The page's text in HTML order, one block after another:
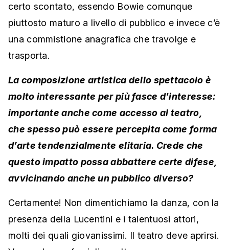
certo scontato, essendo Bowie comunque
piuttosto maturo a livello di pubblico e invece c’è
una commistione anagrafica che travolge e
trasporta.
La composizione artistica dello spettacolo è
molto interessante per più fasce d'interesse:
importante anche come accesso al teatro,
che spesso può essere percepita come forma
d’arte tendenzialmente elitaria. Crede che
questo impatto possa abbattere certe difese,
avvicinando anche un pubblico diverso?
Certamente! Non dimentichiamo la danza, con la
presenza della Lucentini e i talentuosi attori,
molti dei quali giovanissimi. Il teatro deve aprirsi.